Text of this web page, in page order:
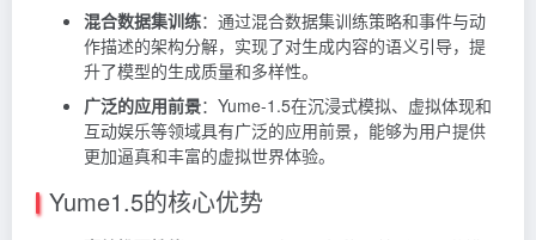
混合数据集训练：通过混合数据集训练策略和事件与动
作描述的架构分解，实现了对生成内容的语义引导，提
升了模型的生成质量和多样性。
广泛的应用前景：Yume-1.5在沉浸式模拟、虚拟体现和
互动娱乐等领域具有广泛的应用前景，能够为用户提供
更加逼真和丰富的虚拟世界体验。
Yume1.5的核心优势